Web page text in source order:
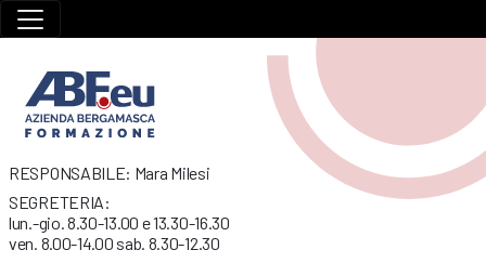
RESPONSABILE: Mara Milesi
SEGRETERIA:
lun.-gio. 8.30-13.00 e 13.30-16.30
ven. 8.00-14.00 sab. 8.30-12.30